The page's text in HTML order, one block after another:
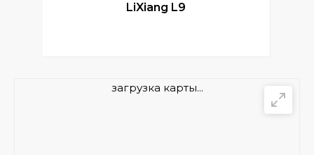
LiXiang L9
загрузка карты...